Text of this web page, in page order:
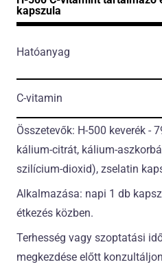
kapszula
Hatóanyag
C-vitamin
Összetevők: H-500 keverék -
kálium-citrát, kálium-
szilícium-dioxid), zselatin
Alkalmazása: napi 1 db
étkezés közben.
Terhesség vagy szoptatási
megkezdése előtt